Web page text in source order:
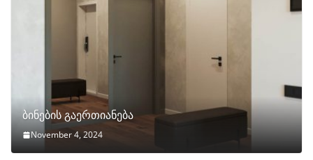
ბინების გაერთიანება
November 4, 2024